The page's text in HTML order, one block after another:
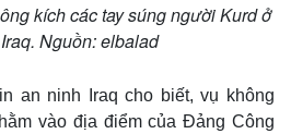
kích các tay súng người Kurd ở
Nguồn: elbalad
an ninh Iraq cho biết, vụ không
vào địa điểm của Đảng Công